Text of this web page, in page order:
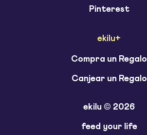
Pinterest
ekilu+
Compra un Regalo
Canjear un Regalo
ekilu © 2026
feed your life